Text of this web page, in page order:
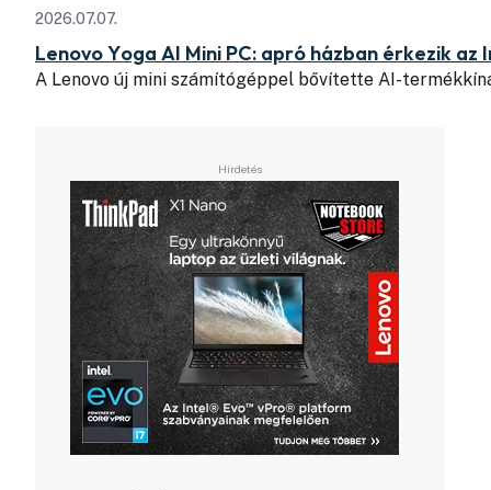
2026.07.07.
Lenovo Yoga AI Mini PC: apró házban érkezik
A Lenovo új mini számítógéppel bővítette AI-